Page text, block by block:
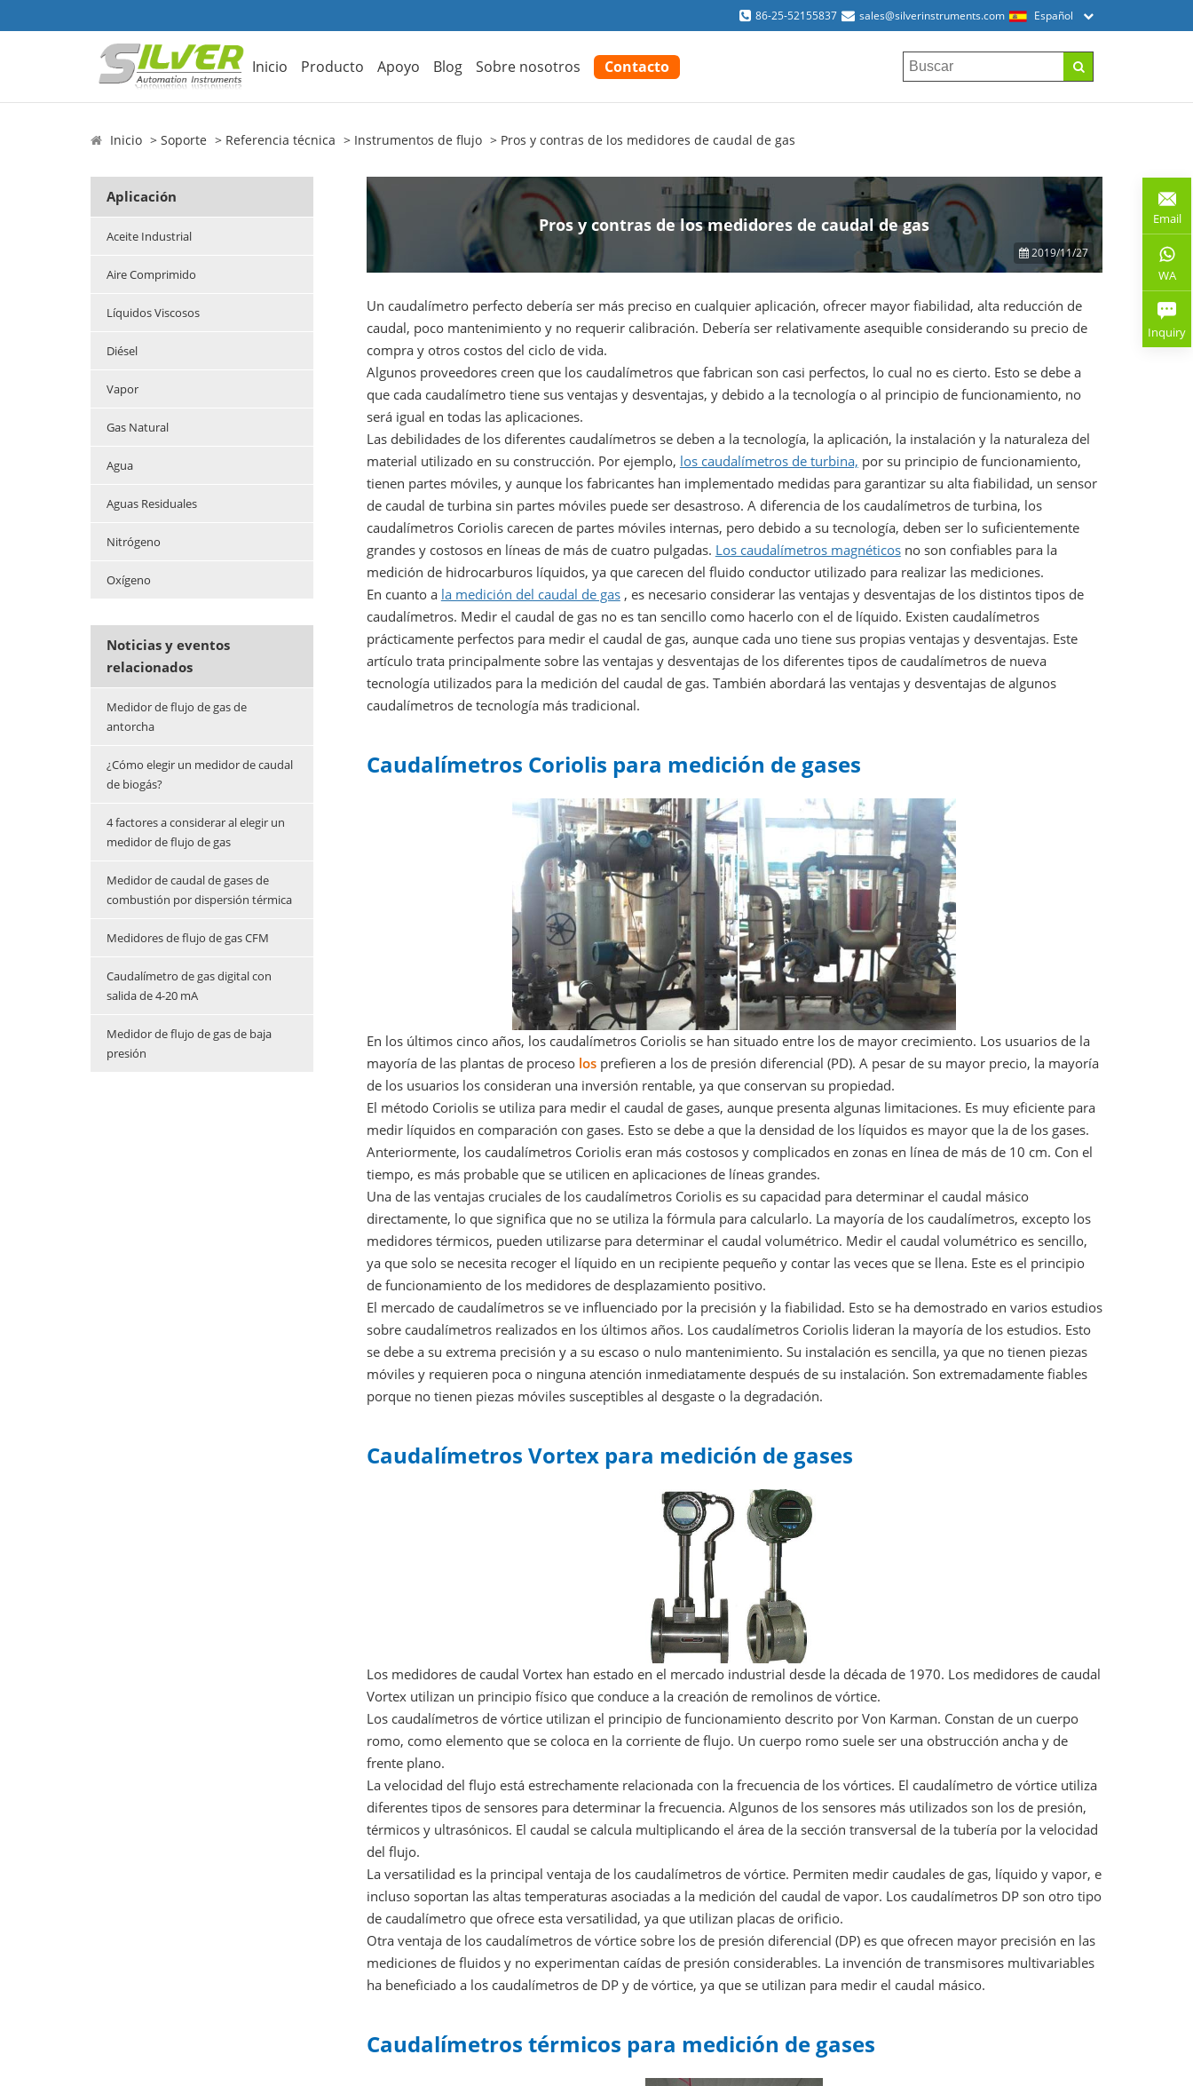
86-25-52155837 sales@silverinstruments.com Español
Inicio Producto Apoyo Blog Sobre nosotros Contacto
Inicio Soporte Referencia técnica Instrumentos de flujo Pros y contras de los medidores de caudal de gas
Aplicación
Aceite Industrial
Aire Comprimido
Líquidos Viscosos
Diésel
Vapor
Gas Natural
Agua
Aguas Residuales
Nitrógeno
Oxígeno
Noticias y eventos
relacionados
Medidor de flujo de gas de
antorcha
¿Cómo elegir un medidor de caudal
de biogás?
4 factores a considerar al elegir un
medidor de flujo de gas
Medidor de caudal de gases de
combustión por dispersión térmica
Medidores de flujo de gas CFM
Caudalímetro de gas digital con
salida de 4-20 mA
Medidor de flujo de gas de baja
presión
Pros y contras de los medidores de caudal de gas
2019/11/27
Un caudalímetro perfecto debería ser más preciso en cualquier aplicación, ofrecer mayor fiabilidad, alta reducción de
caudal, poco mantenimiento y no requerir calibración. Debería ser relativamente asequible considerando su precio de
compra y otros costos del ciclo de vida.
Algunos proveedores creen que los caudalímetros que fabrican son casi perfectos, lo cual no es cierto. Esto se debe a
que cada caudalímetro tiene sus ventajas y desventajas, y debido a la tecnología o al principio de funcionamiento, no
será igual en todas las aplicaciones.
Las debilidades de los diferentes caudalímetros se deben a la tecnología, la aplicación, la instalación y la naturaleza del
material utilizado en su construcción. Por ejemplo, los caudalímetros de turbina, por su principio de funcionamiento,
tienen partes móviles, y aunque los fabricantes han implementado medidas para garantizar su alta fiabilidad, un sensor
de caudal de turbina sin partes móviles puede ser desastroso. A diferencia de los caudalímetros de turbina, los
caudalímetros Coriolis carecen de partes móviles internas, pero debido a su tecnología, deben ser lo suficientemente
grandes y costosos en líneas de más de cuatro pulgadas. Los caudalímetros magnéticosno son confiables para la
medición de hidrocarburos líquidos, ya que carecen del fluido conductor utilizado para realizar las mediciones.
En cuanto a la medición del caudal de gas, es necesario considerar las ventajas y desventajas de los distintos tipos de
caudalímetros. Medir el caudal de gas no es tan sencillo como hacerlo con el de líquido. Existen caudalímetros
prácticamente perfectos para medir el caudal de gas, aunque cada uno tiene sus propias ventajas y desventajas. Este
artículo trata principalmente sobre las ventajas y desventajas de los diferentes tipos de caudalímetros de nueva
tecnología utilizados para la medición del caudal de gas. También abordará las ventajas y desventajas de algunos
caudalímetros de tecnología más tradicional.
Caudalímetros Coriolis para medición de gases
En los últimos cinco años, los caudalímetros Coriolis se han situado entre los de mayor crecimiento. Los usuarios de la
mayoría de las plantas de proceso losprefieren a los de presión diferencial (PD). A pesar de su mayor precio, la mayoría
de los usuarios los consideran una inversión rentable, ya que conservan su propiedad.
El método Coriolis se utiliza para medir el caudal de gases, aunque presenta algunas limitaciones. Es muy eficiente para
medir líquidos en comparación con gases. Esto se debe a que la densidad de los líquidos es mayor que la de los gases.
Anteriormente, los caudalímetros Coriolis eran más costosos y complicados en zonas en línea de más de 10 cm. Con el
tiempo, es más probable que se utilicen en aplicaciones de líneas grandes.
Una de las ventajas cruciales de los caudalímetros Coriolis es su capacidad para determinar el caudal másico
directamente, lo que significa que no se utiliza la fórmula para calcularlo. La mayoría de los caudalímetros, excepto los
medidores térmicos, pueden utilizarse para determinar el caudal volumétrico. Medir el caudal volumétrico es sencillo,
ya que solo se necesita recoger el líquido en un recipiente pequeño y contar las veces que se llena. Este es el principio
de funcionamiento de los medidores de desplazamiento positivo.
El mercado de caudalímetros se ve influenciado por la precisión y la fiabilidad. Esto se ha demostrado en varios estudios
sobre caudalímetros realizados en los últimos años. Los caudalímetros Coriolis lideran la mayoría de los estudios. Esto
se debe a su extrema precisión y a su escaso o nulo mantenimiento. Su instalación es sencilla, ya que no tienen piezas
móviles y requieren poca o ninguna atención inmediatamente después de su instalación. Son extremadamente fiables
porque no tienen piezas móviles susceptibles al desgaste o la degradación.
Caudalímetros Vortex para medición de gases
Los medidores de caudal Vortex han estado en el mercado industrial desde la década de 1970. Los medidores de caudal
Vortex utilizan un principio físico que conduce a la creación de remolinos de vórtice.
Los caudalímetros de vórtice utilizan el principio de funcionamiento descrito por Von Karman. Constan de un cuerpo
romo, como elemento que se coloca en la corriente de flujo. Un cuerpo romo suele ser una obstrucción ancha y de
frente plano.
La velocidad del flujo está estrechamente relacionada con la frecuencia de los vórtices. El caudalímetro de vórtice utiliza
diferentes tipos de sensores para determinar la frecuencia. Algunos de los sensores más utilizados son los de presión,
térmicos y ultrasónicos. El caudal se calcula multiplicando el área de la sección transversal de la tubería por la velocidad
del flujo.
La versatilidad es la principal ventaja de los caudalímetros de vórtice. Permiten medir caudales de gas, líquido y vapor, e
incluso soportan las altas temperaturas asociadas a la medición del caudal de vapor. Los caudalímetros DP son otro tipo
de caudalímetro que ofrece esta versatilidad, ya que utilizan placas de orificio.
Otra ventaja de los caudalímetros de vórtice sobre los de presión diferencial (DP) es que ofrecen mayor precisión en las
mediciones de fluidos y no experimentan caídas de presión considerables. La invención de transmisores multivariables
ha beneficiado a los caudalímetros de DP y de vórtice, ya que se utilizan para medir el caudal másico.
Caudalímetros térmicos para medición de gases
Email
WA
Inquiry